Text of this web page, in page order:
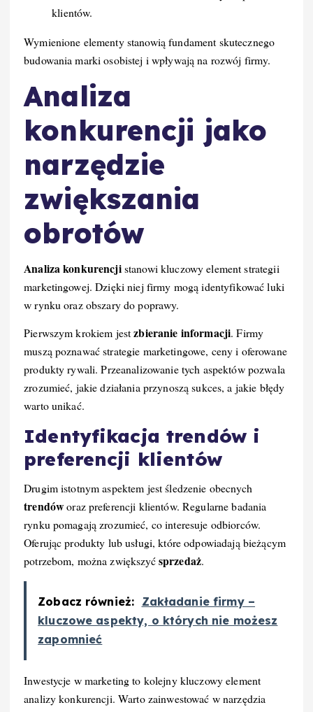
klientów.
Wymienione elementy stanowią fundament skutecznego
budowania marki osobistej i wpływają na rozwój firmy.
Analiza
konkurencji jako
narzędzie
zwiększania
obrotów
Analiza konkurencjistanowi kluczowy element strategii
marketingowej. Dzięki niej firmy mogą identyfikować luki
w rynku oraz obszary do poprawy.
Pierwszym krokiem jestzbieranie informacji. Firmy
muszą poznawać strategie marketingowe, ceny i oferowane
produkty rywali. Przeanalizowanie tych aspektów pozwala
zrozumieć, jakie działania przynoszą sukces, a jakie błędy
warto unikać.
Identyfikacja trendów i
preferencji klientów
Drugim istotnym aspektem jest śledzenie obecnych
trendóworaz preferencji klientów. Regularne badania
rynku pomagają zrozumieć, co interesuje odbiorców.
Oferując produkty lub usługi, które odpowiadają bieżącym
potrzebom, można zwiększyćsprzedaż.
Zobacz również: Zakładanie firmy –
kluczowe aspekty, o których nie możesz
zapomnieć
Inwestycje w marketing to kolejny kluczowy element
analizy konkurencji. Warto zainwestować w narzędzia